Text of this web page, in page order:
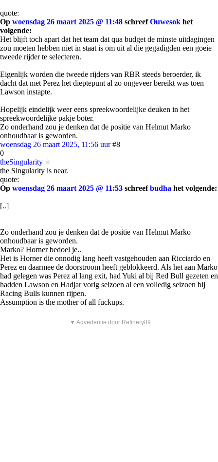
quote:
Op woensdag 26 maart 2025 @ 11:48 schreefOuwesok het
volgende:
Het blijft toch apart dat het team dat qua budget de minste uitdagingen
zou moeten hebben niet in staat is om uit al die gegadigden een goeie
tweede rijder te selecteren.
Eigenlijk worden die tweede rijders van RBR steeds beroerder, ik
dacht dat met Perez het dieptepunt al zo ongeveer bereikt was toen
Lawson instapte.
Hopelijk eindelijk weer eens spreekwoordelijke deuken in het
spreekwoordelijke pakje boter.
Zo onderhand zou je denken dat de positie van Helmut Marko
onhoudbaar is geworden.
woensdag 26 maart 2025, 11:56 uur #8
0
theSingularity
the Singularity is near.
quote:
Op woensdag 26 maart 2025 @ 11:53 schreefbudha het volgende:
[..]
Zo onderhand zou je denken dat de positie van Helmut Marko
onhoudbaar is geworden.
Marko? Horner bedoel je..
Het is Horner die onnodig lang heeft vastgehouden aan Ricciardo en
Perez en daarmee de doorstroom heeft geblokkeerd. Als het aan Marko
had gelegen was Perez al lang exit, had Yuki al bij Red Bull gezeten en
hadden Lawson en Hadjar vorig seizoen al een volledig seizoen bij
Racing Bulls kunnen rijpen.
Assumption is the mother of all fuckups.
▼ Advertentie door Refinery89